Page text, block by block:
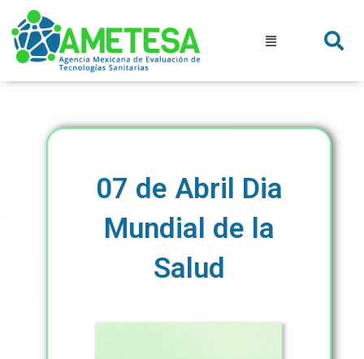
contenido
Menú
07 de Abril Dia
Mundial de la
Salud